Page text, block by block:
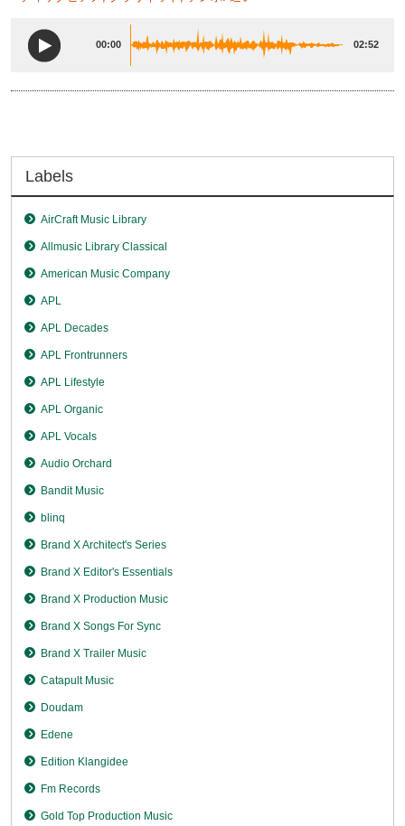
00:00 02:52
Labels
AirCraft Music Library
Allmusic Library Classical
American Music Company
APL
APL Decades
APL Frontrunners
APL Lifestyle
APL Organic
APL Vocals
Audio Orchard
Bandit Music
blinq
Brand X Architect's Series
Brand X Editor's Essentials
Brand X Production Music
Brand X Songs For Sync
Brand X Trailer Music
Catapult Music
Doudam
Edene
Edition Klangidee
Fm Records
Gold Top Production Music